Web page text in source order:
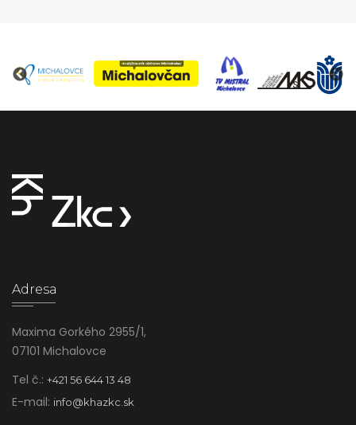
Adresa
Maxima Gorkého 2955/1,
07101 Michalovce
Tel č.: +421 56 644 13 48
E-mail: info@khazkc.sk